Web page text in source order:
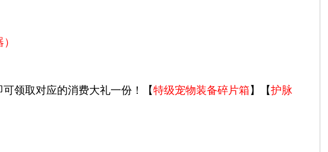
可领取对应的消费大礼一份！【特级宠物装备碎片箱 】【护脉